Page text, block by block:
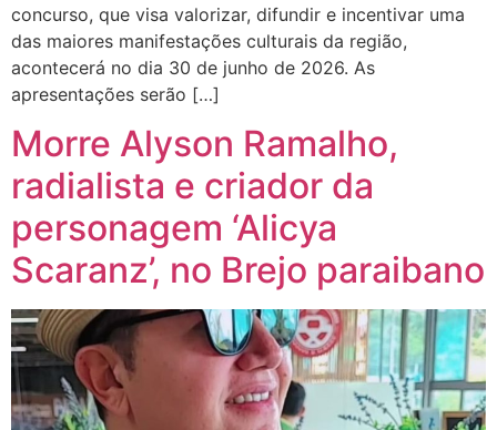
concurso, que visa valorizar, difundir e incentivar uma
das maiores manifestações culturais da região,
acontecerá no dia 30 de junho de 2026. As
apresentações serão […]
​Morre Alyson Ramalho,
radialista e criador da
personagem ‘Alicya
Scaranz’, no Brejo paraibano